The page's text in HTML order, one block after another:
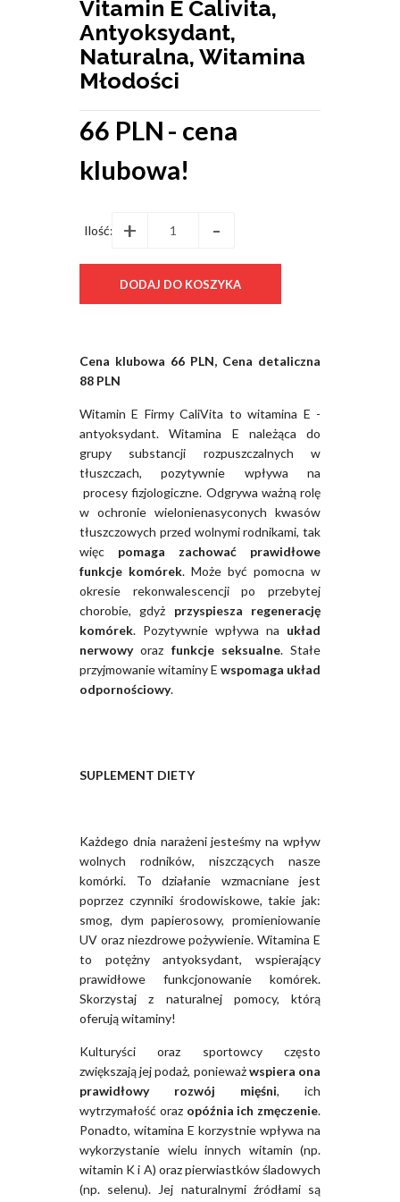
Vitamin E Calivita,
Antyoksydant,
Naturalna, Witamina
Młodości
66 PLN - cena
klubowa!
Ilość: + -
Cena klubowa 66 PLN, Cena detaliczna
88 PLN
Witamin E Firmy CaliVita to witamina E -
antyoksydant. Witamina E należąca do
grupy substancji rozpuszczalnych w
tłuszczach, pozytywnie wpływa na
procesy fizjologiczne. Odgrywa ważną rolę
w ochronie wielonienasyconych kwasów
tłuszczowych przed wolnymi rodnikami, tak
więc pomaga zachować prawidłowe
funkcje komórek. Może być pomocna w
okresie rekonwalescencji po przebytej
chorobie, gdyż przyspiesza regenerację
komórek. Pozytywnie wpływa na układ
nerwowyoraz funkcje seksualne. Stałe
przyjmowanie witaminy E wspomaga układ
odpornościowy.
SUPLEMENT DIETY
Każdego dnia narażeni jesteśmy na wpływ
wolnych rodników, niszczących nasze
komórki. To działanie wzmacniane jest
poprzez czynniki środowiskowe, takie jak:
smog, dym papierosowy, promieniowanie
UV oraz niezdrowe pożywienie. Witamina E
to potężny antyoksydant, wspierający
prawidłowe funkcjonowanie komórek.
Skorzystaj z naturalnej pomocy, którą
oferują witaminy!
Kulturyści oraz sportowcy często
zwiększają jej podaż, ponieważwspiera ona
prawidłowy rozwój mięśni, ich
wytrzymałość orazopóźnia ich zmęczenie.
Ponadto, witamina E korzystnie wpływa na
wykorzystanie wielu innych witamin (np.
witamin K i A) oraz pierwiastków śladowych
(np. selenu). Jej naturalnymi źródłami są